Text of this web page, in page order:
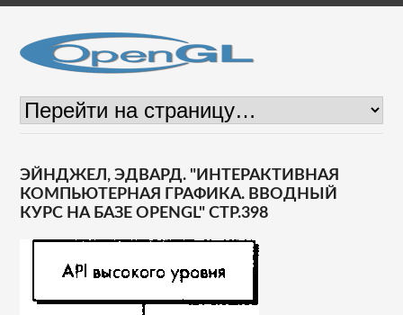
ЭЙНДЖЕЛ, ЭДВАРД. "ИНТЕРАКТИВНАЯ
КОМПЬЮТЕРНАЯ ГРАФИКА. ВВОДНЫЙ
КУРС НА БАЗЕ OPENGL" СТР.398